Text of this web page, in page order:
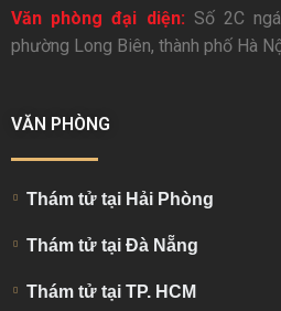
Văn phòng đại diện: Số 2C
phường Long Biên, thành phố Hà
VĂN PHÒNG
Thám tử tại Hải Phòng
Thám tử tại Đà Nẵng
Thám tử tại TP. HCM